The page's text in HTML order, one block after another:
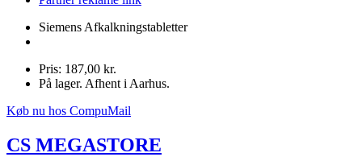
Siemens Afkalkningstabletter
Pris: 187,00 kr.
På lager. Afhent i Aarhus.
Køb nu hos CompuMail
CS MEGASTORE